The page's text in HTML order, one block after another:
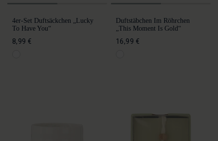
4er-Set Duftsäckchen „Lucky
To Have You“
8,99 €
Duftstäbchen Im Röhrchen
„This Moment Is Gold“
16,99 €